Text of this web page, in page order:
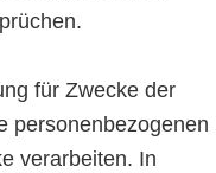
für Zwecke der
personenbezogenen
verarbeiten. In